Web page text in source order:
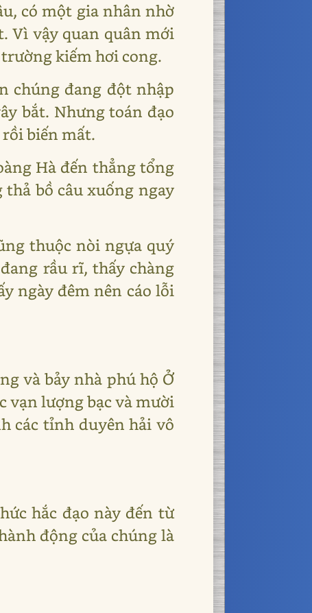
có một gia nhân nhờ
Vì vậy quan quân mới
kiếm hơi cong.
chúng đang đột nhập
bắt. Nhưng toán đạo
biến mất.
Hà đến thẳng tổng
bồ câu xuống ngay
thuộc nòi ngựa quý
rầu rĩ, thấy chàng
ngày đêm nên cáo lỗi
và bảy nhà phú hộ Ở
vạn lượng bạc và mười
các tỉnh duyên hải vô
hắc đạo này đến từ
động của chúng là